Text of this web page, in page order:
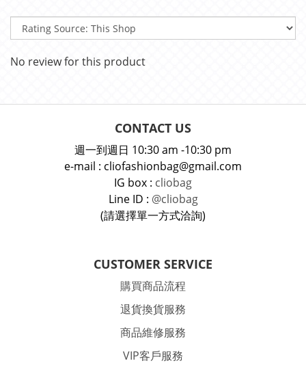
No review for this product
CONTACT US
週一到週日 10:30 am -10:30 pm
e-mail : cliofashionbag@gmail.com
IG box : cliobag
Line ID : @cliobag
(請選擇單一方式洽詢)
CUSTOMER SERVICE
購買商品流程
退貨換貨服務
商品維修服務
VIP客戶服務